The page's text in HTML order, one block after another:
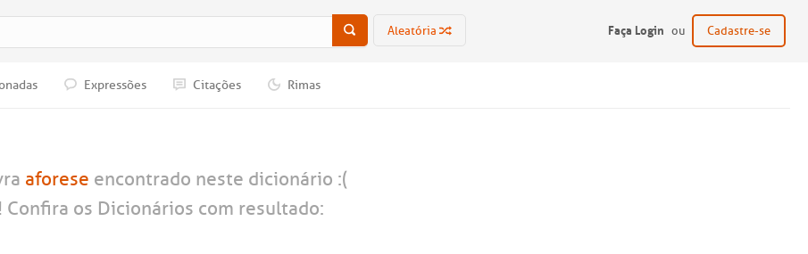
Aleatória Faça Login ou Cadastre-se
Expressões Citações Rimas
aforese encontrado neste dicionário :(
os Dicionários com resultado: